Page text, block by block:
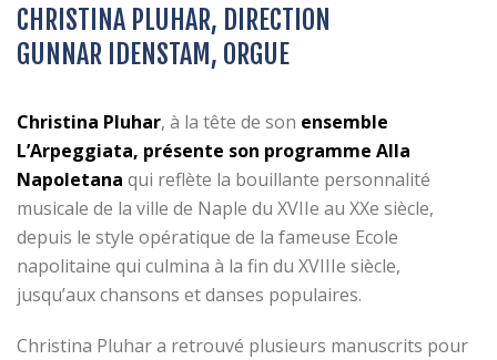
CHRISTINA PLUHAR, DIRECTION
GUNNAR IDENSTAM, ORGUE
Christina Pluhar, à la tête de son ensemble
L’Arpeggiata, présente son programme Alla
Napoletana qui reflète la bouillante personnalité
musicale de la ville de Naple du XVIIe au XXe siècle,
depuis le style opératique de la fameuse Ecole
napolitaine qui culmina à la fin du XVIIIe siècle,
jusqu’aux chansons et danses populaires.
Christina Pluhar a retrouvé plusieurs manuscrits pour